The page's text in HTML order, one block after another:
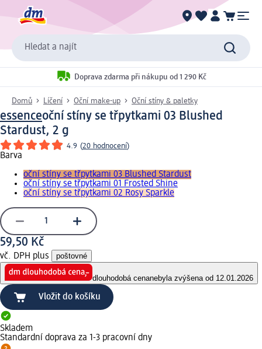
Hledat a najít
Doprava zdarma při nákupu od 1 290 Kč
Domů Líčení Oční make-up Oční stíny & paletky
essenceoční stíny se třpytkami 03 Blushed
Stardust, 2 g
4.9 (20 hodnocení)
Barva
oční stíny se třpytkami 03 Blushed Stardust
oční stíny se třpytkami 01 Frosted Shine
oční stíny se třpytkami 02 Rosy Sparkle
59,50 Kč
vč. DPH plus poštovné
dlouhodobá cenanebyla zvýšena od 12.01.2026
Vložit do košíku
Skladem
Standardní doprava za 1-3 pracovní dny